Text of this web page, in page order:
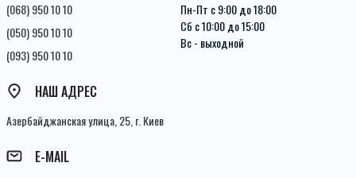
(068) 950 10 10
(050) 950 10 10
(093) 950 10 10
Пн-Пт с 9:00 до 18:00
Сб с 10:00 до 15:00
Вс - выходной
НАШ АДРЕС
Азербайджанская улица, 25, г. Киев
E-MAIL